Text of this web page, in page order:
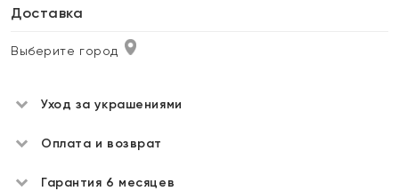
Доставка
Выберите город
Уход за украшениями
Оплата и возврат
Гарантия 6 месяцев